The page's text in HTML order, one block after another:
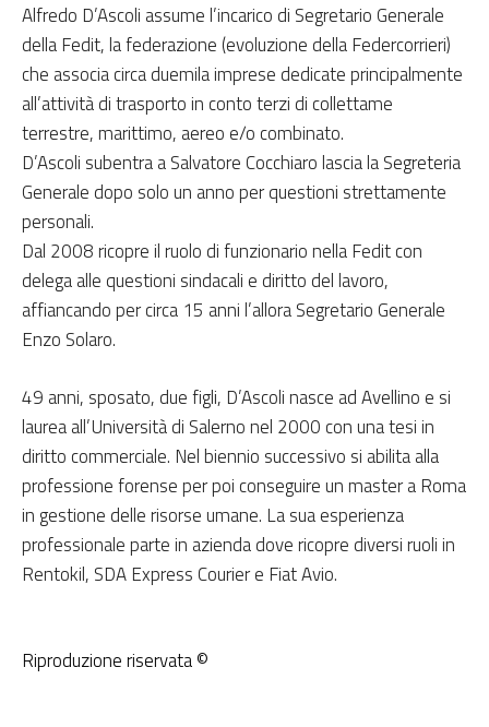
Alfredo D’Ascoli assume l’incarico di Segretario Generale
della Fedit, la federazione (evoluzione della Federcorrieri)
che associa circa duemila imprese dedicate principalmente
all’attività di trasporto in conto terzi di collettame
terrestre, marittimo, aereo e/o combinato.
D’Ascoli subentra a Salvatore Cocchiaro lascia la Segreteria
Generale dopo solo un anno per questioni strettamente
personali.
Dal 2008 ricopre il ruolo di funzionario nella Fedit con
delega alle questioni sindacali e diritto del lavoro,
affiancando per circa 15 anni l’allora Segretario Generale
Enzo Solaro.
49 anni, sposato, due figli, D’Ascoli nasce ad Avellino e si
laurea all’Università di Salerno nel 2000 con una tesi in
diritto commerciale. Nel biennio successivo si abilita alla
professione forense per poi conseguire un master a Roma
in gestione delle risorse umane. La sua esperienza
professionale parte in azienda dove ricopre diversi ruoli in
Rentokil, SDA Express Courier e Fiat Avio.
Riproduzione riservata ©